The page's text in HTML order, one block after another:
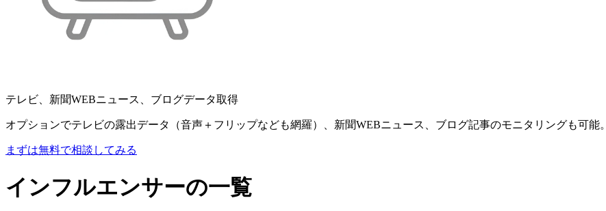
テレビ、新聞WEBニュース、ブログデータ取得
オプションでテレビの露出データ（音声＋フリップなども網羅）、新聞WEBニュース、ブログ記事のモニタリングも可能。
まずは無料で相談してみる
インフルエンサーの一覧